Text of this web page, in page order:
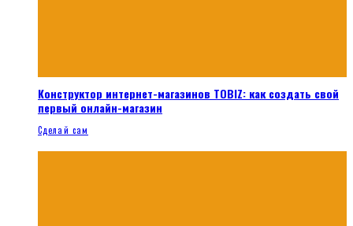
Конструктор интернет-магазинов TOBIZ: как создать свой
первый онлайн-магазин
Сделай сам